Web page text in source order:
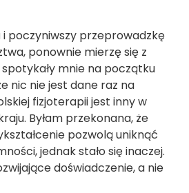
i poczyniwszy przeprowadzkę
ponownie mierzę się z
mnie na początku
nic nie jest dane raz na
fizjoterapii jest inny w
Byłam przekonana, że
pozwolą uniknąć
jednak stało się inaczej.
doświadczenie, a nie